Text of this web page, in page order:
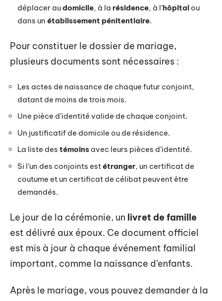
déplacer audomicile, à la résidence, à l’hôpital ou
dans un établissement pénitentiaire.
Pour constituer le dossier de mariage,
plusieurs documents sont nécessaires :
Les actes de naissance de chaque futur conjoint,
datant de moins de trois mois.
Une pièce d’identité valide de chaque conjoint.
Un justificatif de domicile ou de résidence.
La liste des témoins avec leurs pièces d’identité.
Si l’un des conjoints estétranger, un certificat de
coutume et un certificat de célibat peuvent être
demandés.
Le jour de la cérémonie, un livret de famille
est délivré aux époux. Ce document officiel
est mis à jour à chaque événement familial
important, comme la naissance d’enfants.
Après le mariage, vous pouvez demander à la